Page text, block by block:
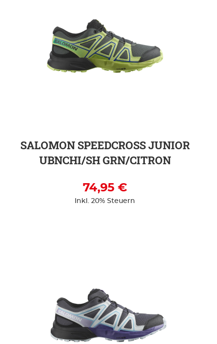
SALOMON SPEEDCROSS JUNIOR
UBNCHI/SH GRN/CITRON
74,95 €
Inkl. 20% Steuern